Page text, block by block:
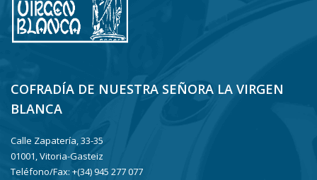
COFRADÍA DE NUESTRA SEÑORA LA VIRGEN
BLANCA
Calle Zapatería, 33-35
01001, Vitoria-Gasteiz
Teléfono/Fax: +(34) 945 277 077